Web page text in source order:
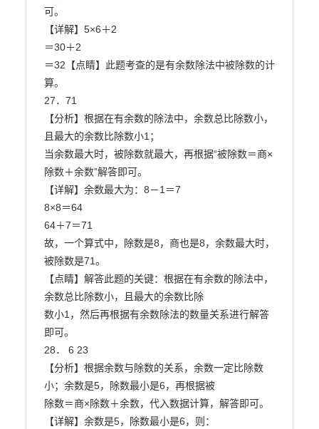
可。
【详解】5×6＋2
＝30＋2
＝32【点睛】此题考查的是有余数除法中被除数的计
算。
27．71
【分析】根据在有余数的除法中，余数总比除数小，
且最大的余数比除数小1；
当余数最大时，被除数就最大，再根据“被除数＝商×
除数＋余数”解答即可。
【详解】余数最大为：8－1＝7
8×8＝64
64＋7＝71
故，一个算式中，除数是8，商也是8，余数最大时，
被除数是71。
【点睛】解答此题的关键：根据在有余数的除法中，
余数总比除数小，且最大的余数比除
数小1，然后再根据有余数除法的数量关系进行解答
即可。
28． 6 23
【分析】根据余数与除数的关系，余数一定比除数
小；余数是5，除数最小是6，再根据被
除数＝商×除数＋余数，代入数据计算，解答即可。
【详解】余数是5，除数最小是6，则：